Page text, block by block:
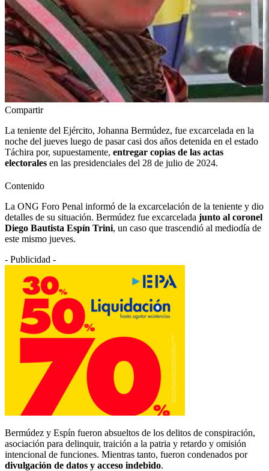
Compartir
La teniente del Ejército, Johanna Bermúdez, fue excarcelada en la
noche del jueves luego de pasar casi dos años detenida en el estado
Táchira por, supuestamente, entregar copias de las actas
electorales en las presidenciales del 28 de julio de 2024.
Contenido
La ONG Foro Penal informó de la excarcelación de la teniente y dio
detalles de su situación. Bermúdez fue excarcelada junto al coronel
Diego Bautista Espín Trini, un caso que trascendió al mediodía de
este mismo jueves.
- Publicidad -
Bermúdez y Espín fueron absueltos de los delitos de conspiración,
asociación para delinquir, traición a la patria y retardo y omisión
intencional de funciones. Mientras tanto, fueron condenados por
divulgación de datos y acceso indebido.